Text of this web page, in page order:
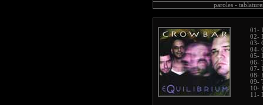
paroles -
01-
02-
03-
04-
05-
06-
07-
08-
09-
10-
11-